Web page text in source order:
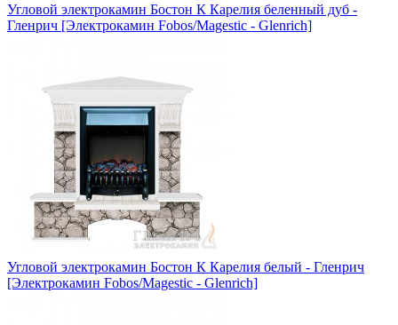
Угловой электрокамин Бостон К Карелия беленный дуб -
Гленрич [Электрокамин Fobos/Magestic - Glenrich]
Угловой электрокамин Бостон К Карелия белый - Гленрич
[Электрокамин Fobos/Magestic - Glenrich]